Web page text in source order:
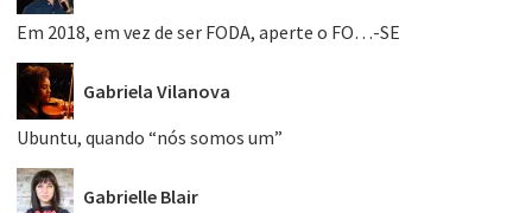
Em 2018, em vez de ser FODA, aperte o FO…-SE
Gabriela Vilanova
Ubuntu, quando “nós somos um”
Gabrielle Blair